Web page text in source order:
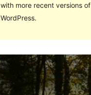
with more recent versions of
WordPress.